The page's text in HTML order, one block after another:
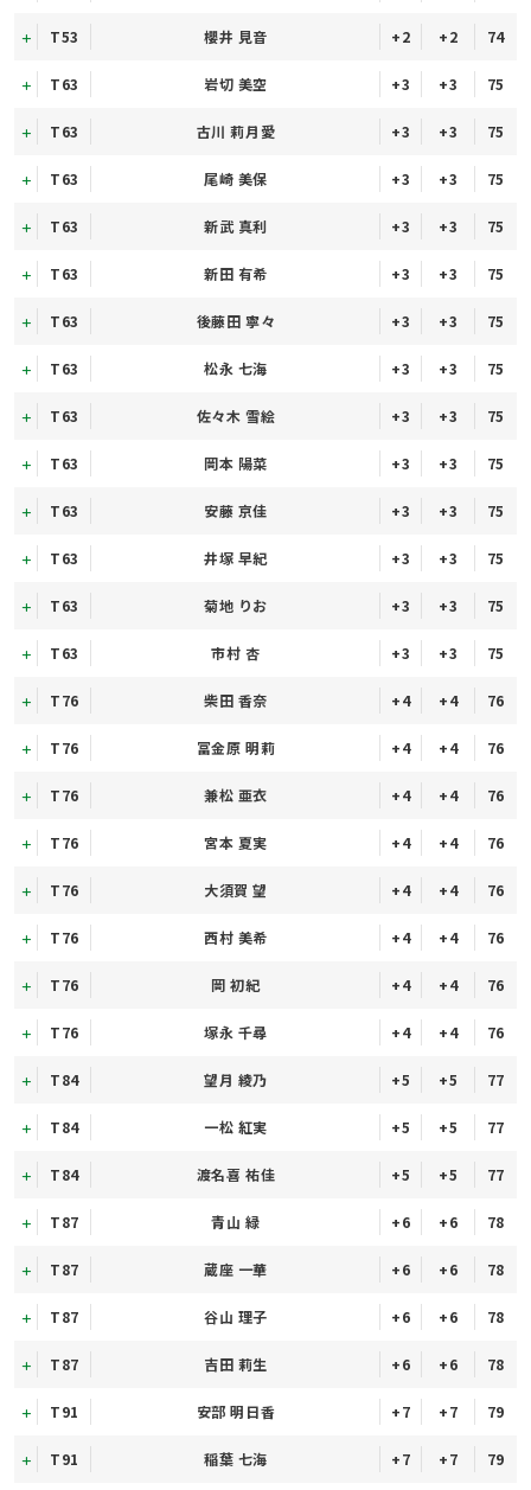
T53 櫻井 見音 +2 +2 74
T63 岩切 美空 +3 +3 75
T63 古川 莉月愛 +3 +3 75
T63 尾崎 美保 +3 +3 75
T63 新武 真利 +3 +3 75
T63 新田 有希 +3 +3 75
T63 後藤田 寧々 +3 +3 75
T63 松永 七海 +3 +3 75
T63 佐々木 雪絵 +3 +3 75
T63 岡本 陽菜 +3 +3 75
T63 安藤 京佳 +3 +3 75
T63 井塚 早紀 +3 +3 75
T63 菊地 りお +3 +3 75
T63 市村 杏 +3 +3 75
T76 柴田 香奈 +4 +4 76
T76 冨金原 明莉 +4 +4 76
T76 兼松 亜衣 +4 +4 76
T76 宮本 夏実 +4 +4 76
T76 大須賀 望 +4 +4 76
T76 西村 美希 +4 +4 76
T76 岡 初紀 +4 +4 76
T76 塚永 千尋 +4 +4 76
T84 望月 綾乃 +5 +5 77
T84 一松 紅実 +5 +5 77
T84 渡名喜 祐佳 +5 +5 77
T87 青山 緑 +6 +6 78
T87 蔵座 一華 +6 +6 78
T87 谷山 理子 +6 +6 78
T87 吉田 莉生 +6 +6 78
T91 安部 明日香 +7 +7 79
T91 稲葉 七海 +7 +7 79